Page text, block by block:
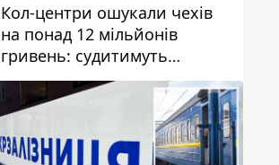
Кол-центри ошукали чехів
на понад 12 мільйонів
гривень: судитимуть
дніпрянина, який
організував
транснаціональну злочинну
організацію